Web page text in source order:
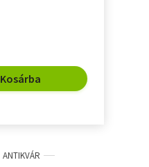
Kosárba
ANTIKVÁR